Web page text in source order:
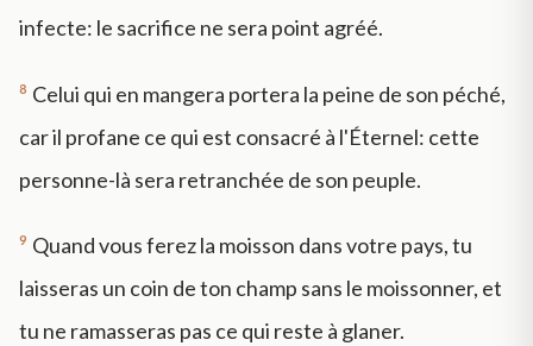
infecte: le sacrifice ne sera point agréé.
8 Celui qui en mangera portera la peine de son péché,
car il profane ce qui est consacré à l'Éternel: cette
personne-là sera retranchée de son peuple.
9 Quand vous ferez la moisson dans votre pays, tu
laisseras un coin de ton champ sans le moissonner, et
tu ne ramasseras pas ce qui reste à glaner.